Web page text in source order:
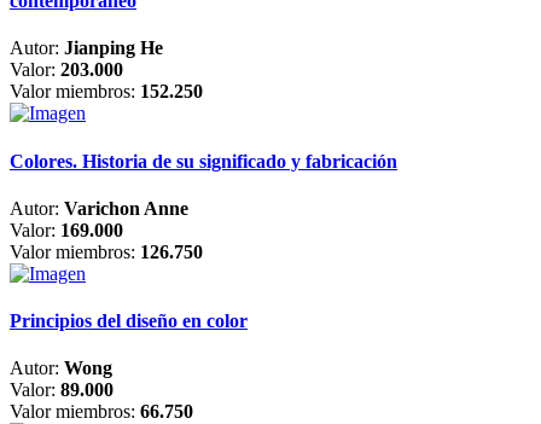
Autor: Jianping He
Valor: 203.000
Valor miembros: 152.250
Colores. Historia de su significado y fabricación
Autor: Varichon Anne
Valor: 169.000
Valor miembros: 126.750
Principios del diseño en color
Autor: Wong
Valor: 89.000
Valor miembros: 66.750